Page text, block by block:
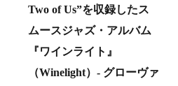
Two of Us”を収録したス
ムースジャズ・アルバム
『ワインライト』
（Winelight）- グローヴァ